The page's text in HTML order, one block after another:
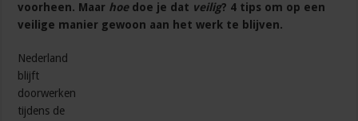
voorheen. Maar hoedoe je dat veilig? 4 tips om op een
veilige manier gewoon aan het werk te blijven.
Nederland
blijft
doorwerken
tijdens de